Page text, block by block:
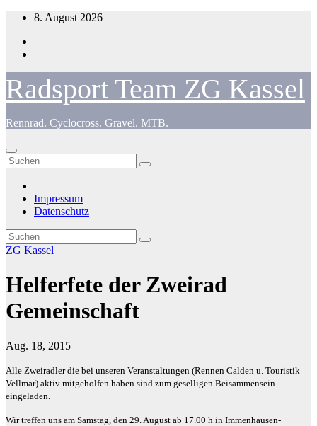
Zum
springen
8. August 2026
Radsport Team ZG Kassel
Rennrad. Cyclocross. Gravel. MTB.
Impressum
Datenschutz
ZG Kassel
Helferfete der Zweirad
Gemeinschaft
Aug. 18, 2015
Alle Zweiradler die bei unseren Veranstaltungen (Rennen Calden u. Touristik
Vellmar) aktiv mitgeholfen haben sind zum geselligen Beisammensein
eingeladen.
Wir treffen uns am Samstag, den 29. August ab 17.00 h in Immenhausen-